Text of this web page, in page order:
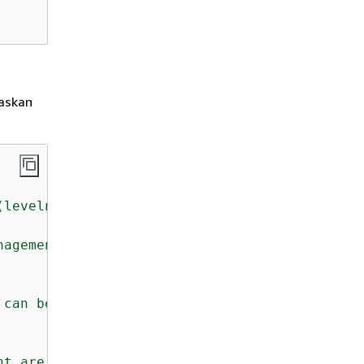
%(message)s"
role demo."
be assumed by "